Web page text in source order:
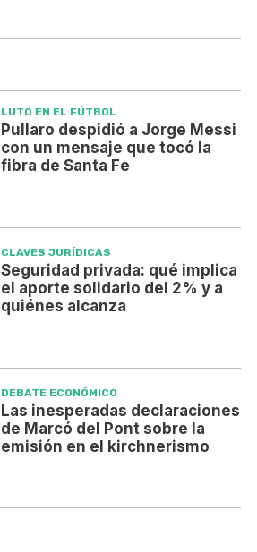
LUTO EN EL FÚTBOL
Pullaro despidió a Jorge Messi
con un mensaje que tocó la
fibra de Santa Fe
CLAVES JURÍDICAS
Seguridad privada: qué implica
el aporte solidario del 2% y a
quiénes alcanza
DEBATE ECONÓMICO
Las inesperadas declaraciones
de Marcó del Pont sobre la
emisión en el kirchnerismo